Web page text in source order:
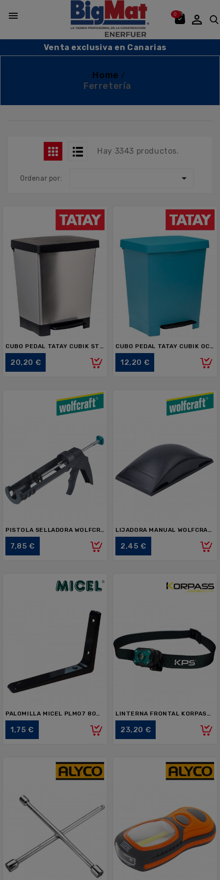
 0 
Venta exclusiva en Canarias
Home
Ferretería
Hay 3343 productos.
Ordenar por: 
CUBO PEDAL TATAY CUBIK STEEL GRIS 1020609 23L
20,20 €
CUBO PEDAL TATAY CUBIK OCEAN 1020000 23L
12,20 €
PISTOLA SELLADORA WOLFCRAFT MG 100 4351000
7,85 €
LIJADORA MANUAL WOLFCRAFT 2897000
2,45 €
PALOMILLA MICEL PLM07 80473 300x200mm
1,75 €
LINTERNA FRONTAL KORPASS MINI TURBO 25319
23,20 €